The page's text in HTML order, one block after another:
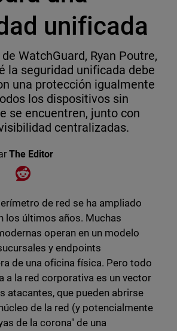
unificada
de WatchGuard, Ryan Poutre,
la seguridad unificada debe
una protección igualmente
los dispositivos sin
se encuentren, junto con
centralizadas.
The Editor
Facebook
Share on XShare on Reddit
de red se ha ampliado
los últimos años. Muchas
operan en un modelo
y endpoints
de una oficina física. Pero todo
a la red corporativa es un vector
atacantes, que pueden abrirse
de la red (y potencialmente
de la corona" de una